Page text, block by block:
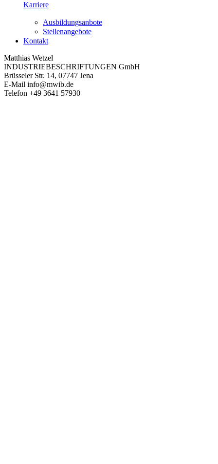
Karriere
Ausbildungsanbote
Stellenangebote
Kontakt
Matthias Wetzel
INDUSTRIEBESCHRIFTUNGEN GmbH
Brüsseler Str. 14, 07747 Jena
E-Mail info@mwib.de
Telefon +49 3641 57930